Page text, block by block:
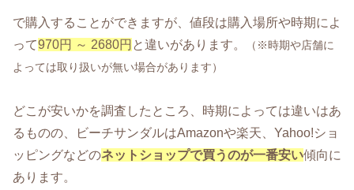
で購入することができますが、値段は購入場所や時期によ
って970円 ～ 2680円 と違いがあります。
（※時期や店舗に
よっては取り扱いが無い場合があります）
どこが安いかを調査したところ、時期によっては違いはあ
るものの、ビーチサンダルはAmazonや楽天、Yahoo!ショ
ッピングなどのネットショップで買うのが一番安い傾向に
あります。